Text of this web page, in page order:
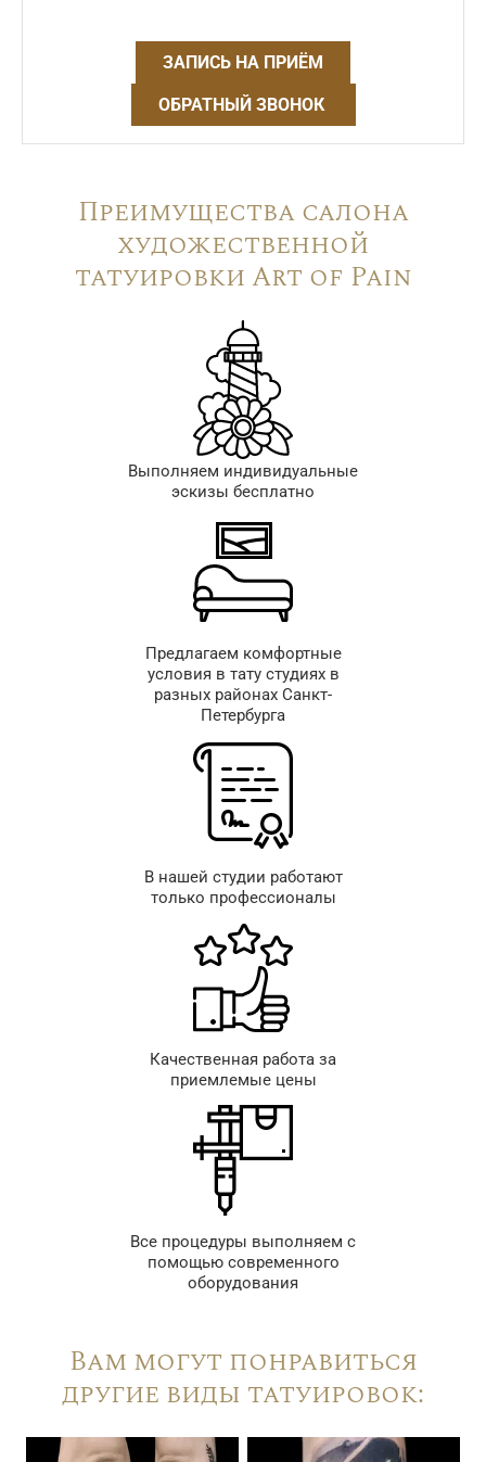
ЗАПИСЬ НА ПРИЁМ
ОБРАТНЫЙ ЗВОНОК
Преимущества салона
художественной
татуировки Art of Pain
Выполняем индивидуальные
эскизы бесплатно
Предлагаем комфортные
условия в тату студиях в
разных районах Санкт-
Петербурга
В нашей студии работают
только профессионалы
Качественная работа за
приемлемые цены
Все процедуры выполняем с
помощью современного
оборудования
Вам могут понравиться
другие виды татуировок: